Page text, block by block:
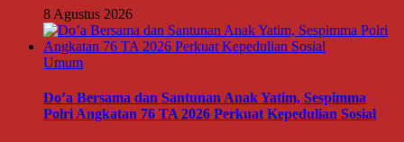
8 Agustus 2026
Umum
Do’a Bersama dan Santunan Anak Yatim, Sespimma
Polri Angkatan 76 TA 2026 Perkuat Kepedulian Sosial